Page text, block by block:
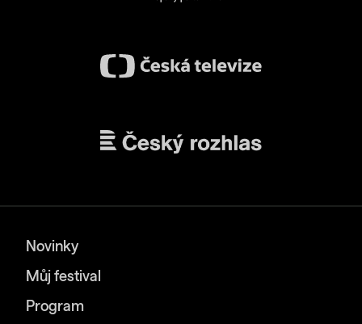
Novinky
Můj festival
Program